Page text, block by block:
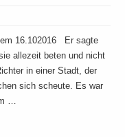
16.102016 Er sagte
allezeit beten und nicht
in einer Stadt, der
sich scheute. Es war
…